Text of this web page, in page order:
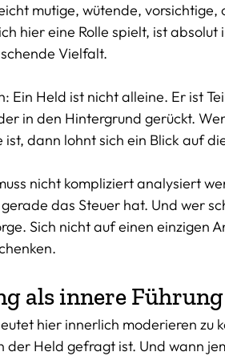
mutige, wütende,
hier eine Rolle spielt, ist
Vielfalt.
Ein Held ist nicht alleine. Er ist
in den Hintergrund gerückt.
ist, dann lohnt sich ein Blick auf
nicht kompliziert analysiert
das Steuer hat. Und wer
Sich nicht auf einen einzigen
als innere Führung
hier innerlich moderieren zu
der Held gefragt ist. Und wann